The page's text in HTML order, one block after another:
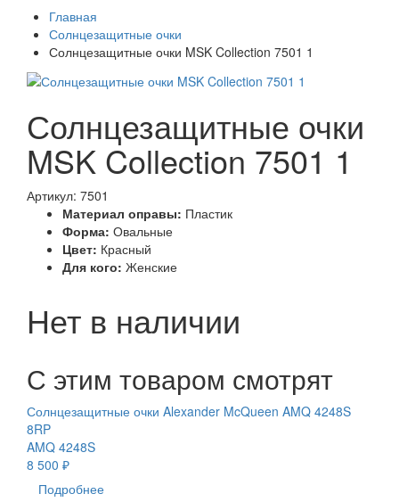
Главная
Солнцезащитные очки
Солнцезащитные очки MSK Collection 7501 1
Солнцезащитные очки
MSK Collection 7501 1
Артикул: 7501
Материал оправы: Пластик
Форма: Овальные
Цвет: Красный
Для кого: Женские
Нет в наличии
С этим товаром смотрят
Солнцезащитные очки Alexander McQueen AMQ 4248S
8RP
AMQ 4248S
8 500 ₽
Подробнее